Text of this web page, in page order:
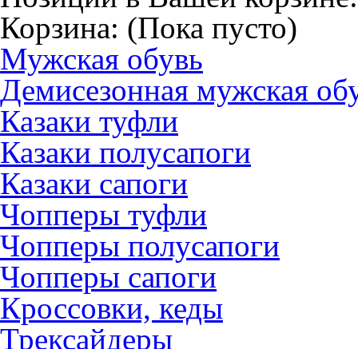
Корзина: (Пока пусто)
Мужская обувь
Демисезонная мужская
Казаки туфли
Казаки полусапоги
Казаки сапоги
Чопперы туфли
Чопперы полусапоги
Чопперы сапоги
Кроссовки, кеды
Трексайдеры